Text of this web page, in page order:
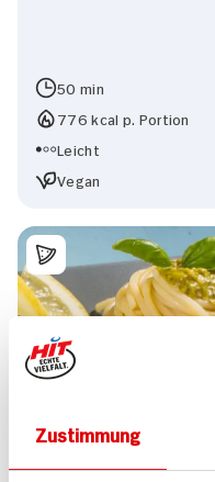
Zustimmung
50 min
776 kcal p. Portion
Leicht
Vegan